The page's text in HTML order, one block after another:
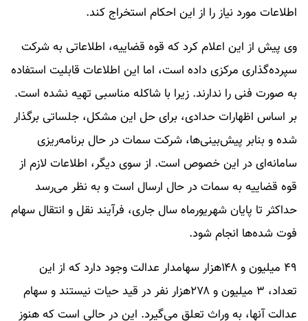
اطلاعات مورد نیاز را از این احکام استخراج کند.
وی پیش از این اعلام کرد که قوه قضاییه، اطلاعاتی به شرکت
سپرده‌گذاری مرکزی داده است، اما این اطلاعات قابلیت استفاده
به صورت فنی را ندارند. زیرا با شاکله مناسبی تهیه نشده است.
بر اساس اظهارات حدادی، برای حل این مشکل، جلساتی برگذار
شده و بنابر پیش‌بینی‌ها، شرکت سمات در حال برنامه‌ریزی
سامانه‌ای در این خصوص است. از سوی دیگر، اطلاعات لازم از
قوه قضاییه به سمات در حال ارسال است و به نظر می‌رسد
حداکثر تا پایان شهریورماه سال جاری، فرآیند نقل و انتقال سهام
فوت شده‌ها انجام شود.
۴۹ میلیون و ۱۴۸هزار سهامدار عدالت وجود دارد که از این
تعداد، ۳ میلیون و ۲۷۸هزار نفر در قید حیات نیستند و سهام
عدالت آنها، به وراث تعلق می‌گیرد. این در حالی است که هنوز